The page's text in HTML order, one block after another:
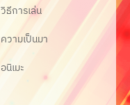
วิธีการเล่น
ความเป็นมา
อนิเมะ